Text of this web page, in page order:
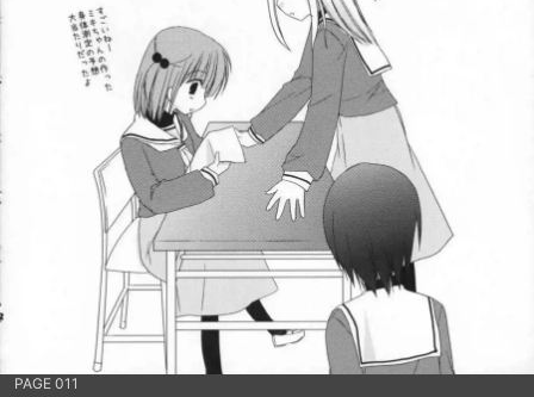
PAGE 011